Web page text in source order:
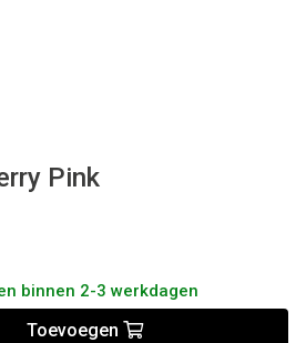
Pink
binnen 2-3 werkdagen
Toevoegen